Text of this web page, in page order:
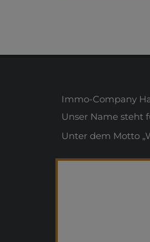
Immo-Company
Unser Name steht
Unter dem Motto